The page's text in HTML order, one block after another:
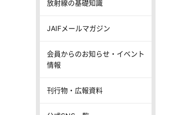
放射線の基礎知識
JAIFメールマガジン
会員からのお知らせ・イベント
情報
刊行物・広報資料